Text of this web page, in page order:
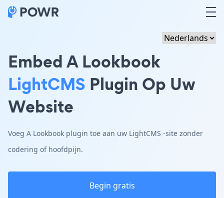
Embed A Lookbook
LightCMS Plugin Op Uw
Website
Voeg A Lookbook plugin toe aan uw LightCMS -site zonder
codering of hoofdpijn.
Begin gratis